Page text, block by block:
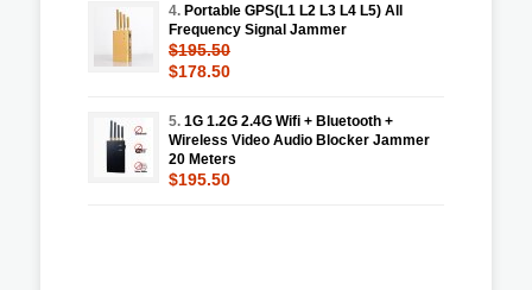
4. Portable GPS(L1 L2 L3 L4 L5) All
Frequency Signal Jammer
$195.50
$178.50
5. 1G 1.2G 2.4G Wifi + Bluetooth +
Wireless Video Audio Blocker Jammer
20 Meters
$195.50